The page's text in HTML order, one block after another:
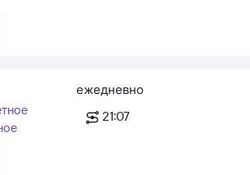
ежедневно
21:07